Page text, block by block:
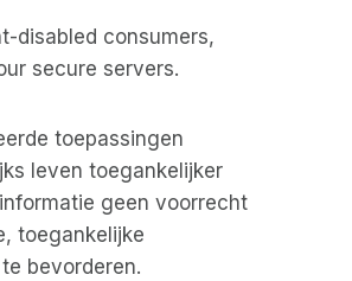
disabled consumers,
secure servers.
toepassingen
leven toegankelijker
geen voorrecht
toegankelijke
bevorderen.